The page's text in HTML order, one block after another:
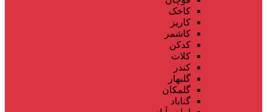
کاخک
کاریز
کاشمر
کدکن
کلات
کندر
گلبهار
گلمکان
گناباد